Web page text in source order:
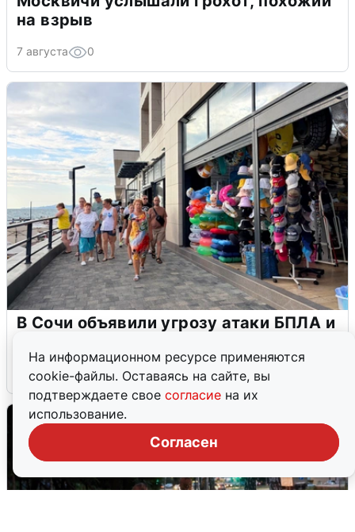
На информационном ресурсе применяются
cookie-файлы. Оставаясь на сайте, вы
подтверждаете свое согласие на их
использование.
Согласен
на взрыв
7 августа 0
В Сочи объявили угрозу атаки БПЛА и
6 августа 0